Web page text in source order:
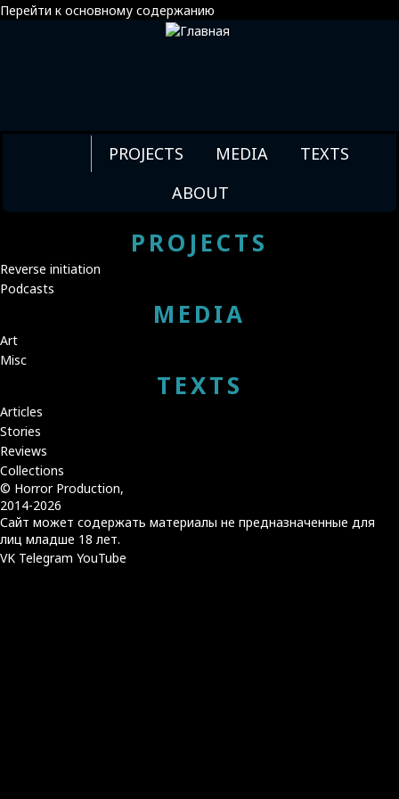
Перейти к основному содержанию
PROJECTS MEDIA
TEXTS
ABOUT
DELL'ARTE -
PIERROT
PROJECTS
Reverse initiation
Podcasts
MEDIA
Art
Misc
TEXTS
Articles
Stories
Reviews
Collections
© Horror Production,
2014-2026
Сайт может содержать материалы не предназначенные для
лиц младше 18 лет.
VK Telegram YouTube